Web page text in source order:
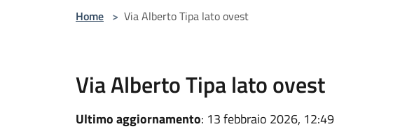
Home > Via Alberto Tipa lato ovest
Via Alberto Tipa lato ovest
Ultimo aggiornamento: 13 febbraio 2026, 12:49